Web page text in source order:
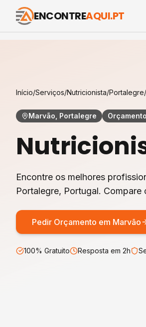
ENCONTREAQUI.PT
Início/Serviços/Nutricionista/Portalegre/
Marvão, Portalegre
Encontre os melhores
Portalegre, Portugal.
Pedir Orçamento em Marvão
100% Gratuito Resposta em 2h